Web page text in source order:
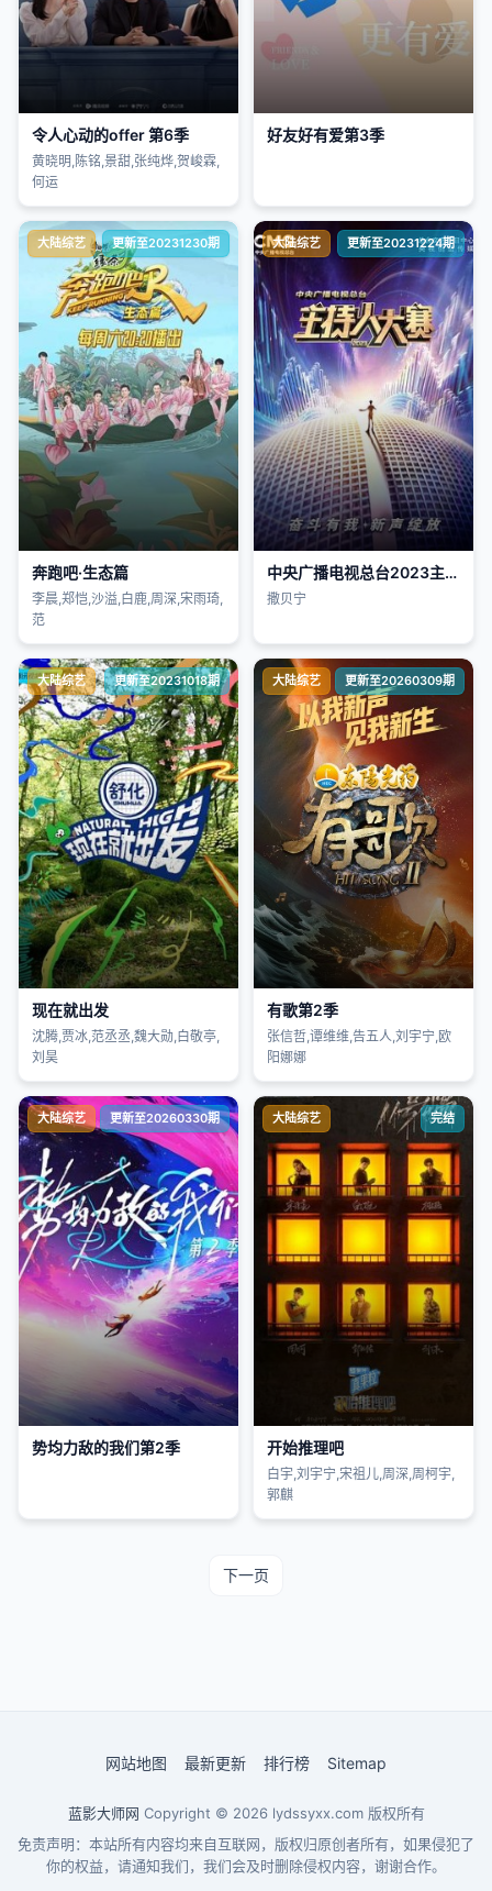
令人心动的offer 第6季
黄晓明,陈铭,景甜,张纯烨,贺峻霖,
何运
好友好有爱第3季
大陆综艺 更新至20231230期
奔跑吧·生态篇
李晨,郑恺,沙溢,白鹿,周深,宋雨琦,
范
大陆综艺 更新至20231224期
中央广播电视总台2023主持人大赛
撒贝宁
大陆综艺 更新至20231018期
现在就出发
沈腾,贾冰,范丞丞,魏大勋,白敬亭,
刘昊
大陆综艺 更新至20260309期
有歌第2季
张信哲,谭维维,告五人,刘宇宁,欧
阳娜娜
大陆综艺 更新至20260330期
势均力敌的我们第2季
大陆综艺 完结
开始推理吧
白宇,刘宇宁,宋祖儿,周深,周柯宇,
郭麒
下一页
网站地图 最新更新 排行榜 Sitemap
蓝影大师网 Copyright © 2026 lydssyxx.com 版权所有
免责声明：本站所有内容均来自互联网，版权归原创者所有，如果侵犯了
你的权益，请通知我们，我们会及时删除侵权内容，谢谢合作。